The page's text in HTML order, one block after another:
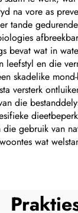
na vore as
tande
bevat wat in
leefstyl en die
skadelike
versterk
die
gebruik van
wat